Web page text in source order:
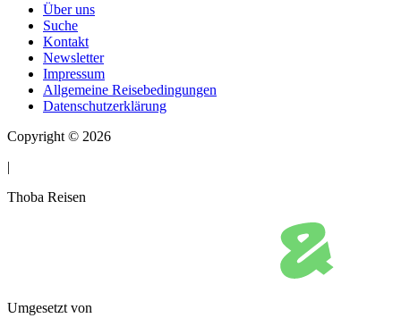
Über uns
Suche
Kontakt
Newsletter
Impressum
Allgemeine Reisebedingungen
Datenschutzerklärung
Copyright © 2026
|
Thoba Reisen
Umgesetzt von